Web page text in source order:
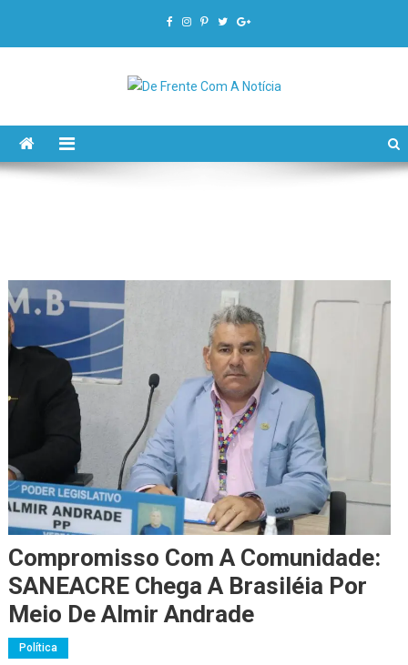
De Frente Com A Notícia
Compromisso Com A Comunidade:
SANEACRE Chega A Brasiléia Por
Meio De Almir Andrade
Política